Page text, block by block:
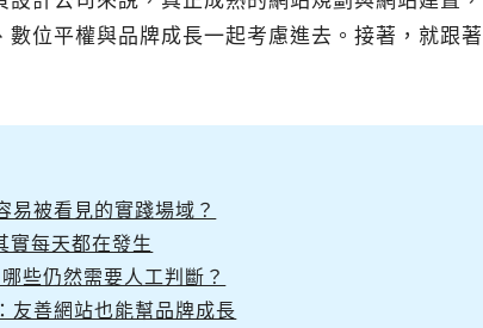
位平權與品牌成長一起考慮進去。接著，就跟著
易被看見的實踐場域？
實每天都在發生
些仍然需要人工判斷？
友善網站也能幫品牌成長